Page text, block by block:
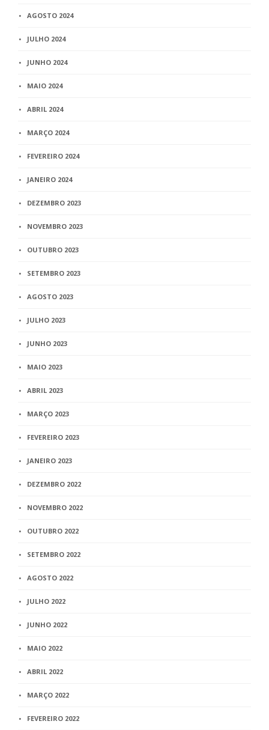
AGOSTO 2024
JULHO 2024
JUNHO 2024
MAIO 2024
ABRIL 2024
MARÇO 2024
FEVEREIRO 2024
JANEIRO 2024
DEZEMBRO 2023
NOVEMBRO 2023
OUTUBRO 2023
SETEMBRO 2023
AGOSTO 2023
JULHO 2023
JUNHO 2023
MAIO 2023
ABRIL 2023
MARÇO 2023
FEVEREIRO 2023
JANEIRO 2023
DEZEMBRO 2022
NOVEMBRO 2022
OUTUBRO 2022
SETEMBRO 2022
AGOSTO 2022
JULHO 2022
JUNHO 2022
MAIO 2022
ABRIL 2022
MARÇO 2022
FEVEREIRO 2022